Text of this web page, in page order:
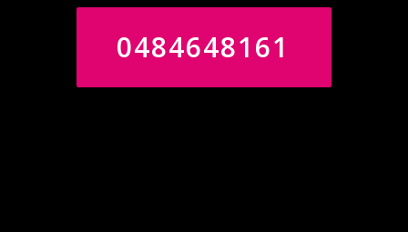
0484648161